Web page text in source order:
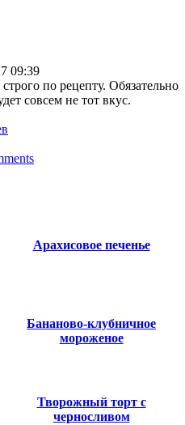
09:39
по рецепту. Обязательно
совсем не тот вкус.
Арахисовое печенье
Бананово-клубничное
мороженое
Творожный торт с
черносливом